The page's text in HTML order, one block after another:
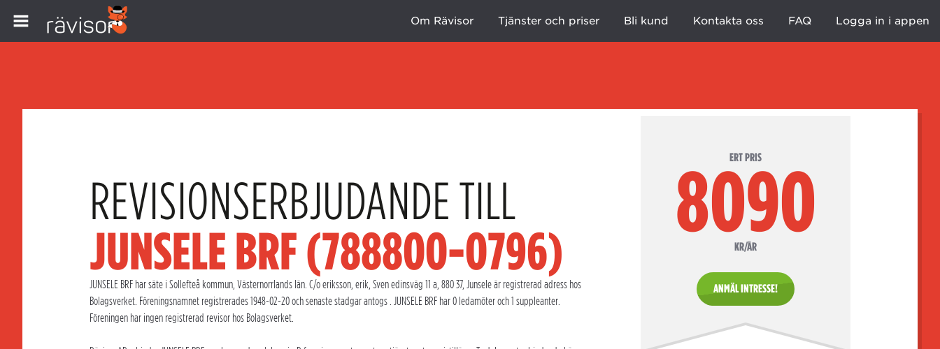
Om Rävisor Tjänster och priser Bli kund Kontakta oss FAQ Logga in i appen
ERT PRIS
8090
KR/ÅR
ANMÄL INTRESSE!
REVISIONSERBJUDANDE TILL
JUNSELE BRF (788800-0796)
JUNSELE BRF har säte i Sollefteå kommun, Västernorrlands län. C/o eriksson, erik, Sven edinsväg 11 a, 880 37, Junsele är registrerad adress hos
Bolagsverket. Föreningsnamnet registrerades 1948-02-20 och senaste stadgar antogs . JUNSELE BRF har 0 ledamöter och 1 suppleanter.
Föreningen har ingen registrerad revisor hos Bolagsverket.